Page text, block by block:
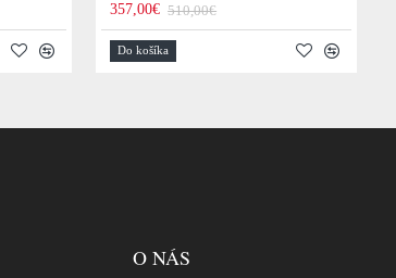
357,00€ 510,00€
Do košíka
O NÁS